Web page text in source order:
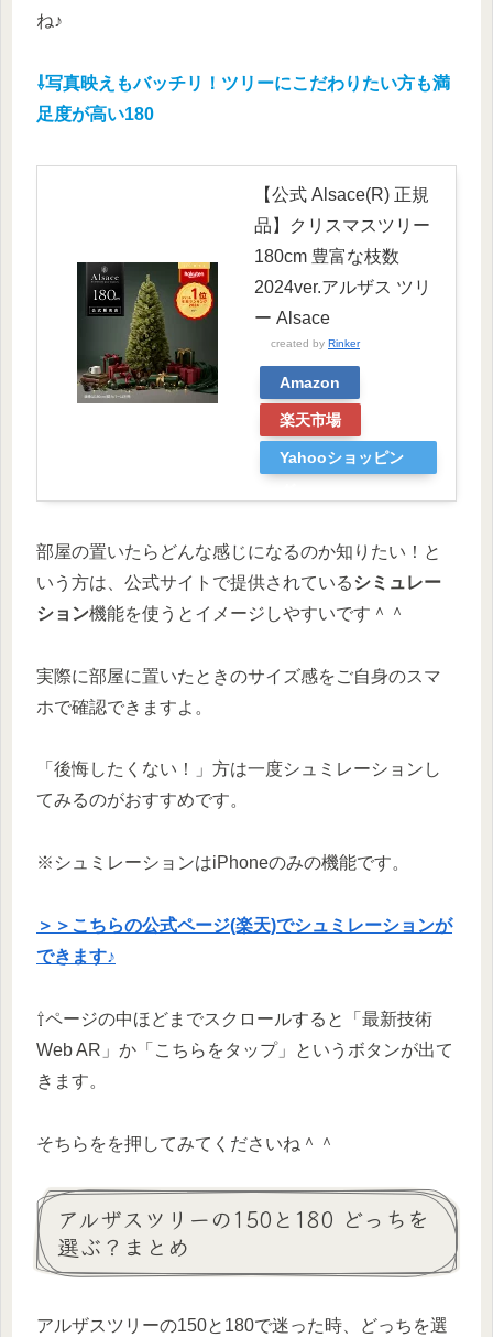
ね♪
⇩写真映えもバッチリ！ツリーにこだわりたい方も満
足度が高い180
【公式 Alsace(R) 正規
品】クリスマスツリー
180cm 豊富な枝数
2024ver.アルザス ツリ
ー Alsace
created by Rinker
Amazon
楽天市場
Yahooショッピン
部屋の置いたらどんな感じになるのか知りたい！と
いう方は、公式サイトで提供されているシミュレー
ション機能を使うとイメージしやすいです＾＾
実際に部屋に置いたときのサイズ感をご自身のスマ
ホで確認できますよ。
「後悔したくない！」方は一度シュミレーションし
てみるのがおすすめです。
※シュミレーションはiPhoneのみの機能です。
＞＞こちらの公式ページ(楽天)でシュミレーションが
できます♪
⇧ページの中ほどまでスクロールすると「最新技術
Web AR」か「こちらをタップ」というボタンが出て
きます。
そちらをを押してみてくださいね＾＾
アルザスツリーの150と180 どっちを
選ぶ？まとめ
アルザスツリーの150と180で迷った時、どっちを選